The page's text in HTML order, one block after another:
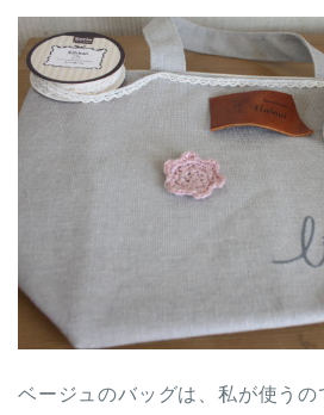
ベージュのバッグは、私が使う